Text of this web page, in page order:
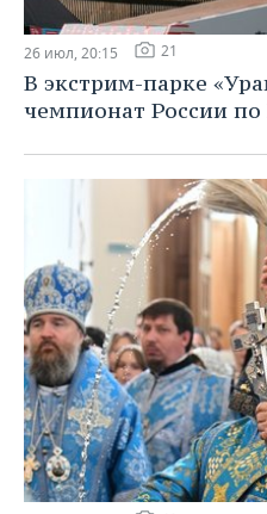
26 июл, 20:15 21
В экстрим-парке
чемпионат России